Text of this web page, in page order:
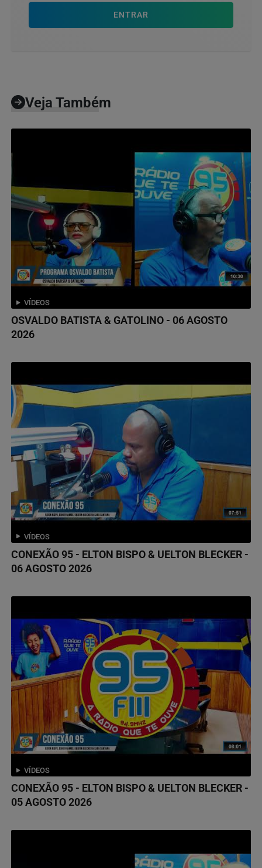
ENTRAR
Veja Também
VÍDEOS
OSVALDO BATISTA & GATOLINO - 06 AGOSTO
2026
VÍDEOS
CONEXÃO 95 - ELTON BISPO & UELTON BLECKER -
06 AGOSTO 2026
VÍDEOS
CONEXÃO 95 - ELTON BISPO & UELTON BLECKER -
05 AGOSTO 2026